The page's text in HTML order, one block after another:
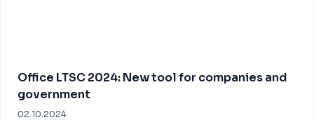
Office LTSC 2024: New tool for companies and
government
02.10.2024